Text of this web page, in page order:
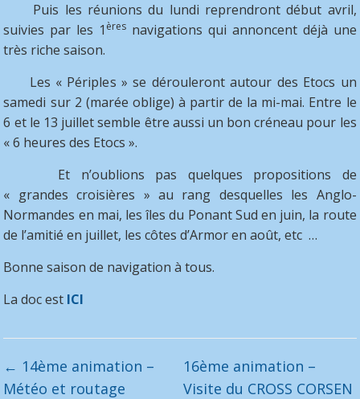
Puis les réunions du lundi reprendront début avril,
suivies par les 1 ères navigations qui annoncent déjà une
très riche saison.
Les « Périples » se dérouleront autour des Etocs un
samedi sur 2 (marée oblige) à partir de la mi-mai. Entre le
6 et le 13 juillet semble être aussi un bon créneau pour les
« 6 heures des Etocs ».
Et n’oublions pas quelques propositions de
« grandes croisières » au rang desquelles les Anglo-
Normandes en mai, les îles du Ponant Sud en juin, la route
de l’amitié en juillet, les côtes d’Armor en août, etc …
Bonne saison de navigation à tous.
La doc est ICI
← 14ème animation –
Météo et routage
16ème animation –
Visite du CROSS CORSEN